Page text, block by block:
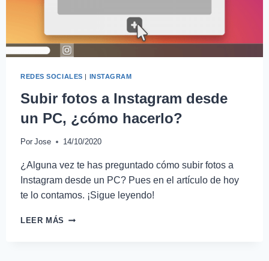
REDES SOCIALES | INSTAGRAM
Subir fotos a Instagram desde
un PC, ¿cómo hacerlo?
Por Jose 14/10/2020
¿Alguna vez te has preguntado cómo subir fotos a
Instagram desde un PC? Pues en el artículo de hoy
te lo contamos. ¡Sigue leyendo!
LEER MÁS